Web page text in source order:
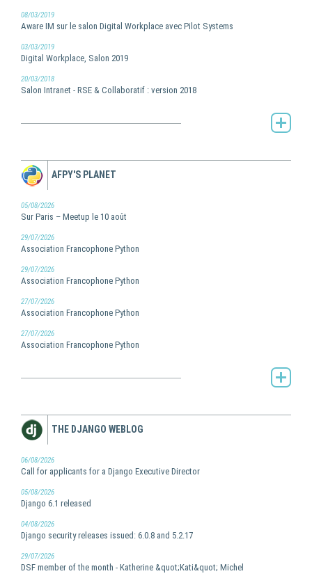
08/03/2019
Aware IM sur le salon Digital Workplace avec Pilot Systems
03/03/2019
Digital Workplace, Salon 2019
20/03/2018
Salon Intranet - RSE & Collaboratif : version 2018
AFPY'S PLANET
05/08/2026
Sur Paris – Meetup le 10 août
29/07/2026
Association Francophone Python
29/07/2026
Association Francophone Python
27/07/2026
Association Francophone Python
27/07/2026
Association Francophone Python
THE DJANGO WEBLOG
06/08/2026
Call for applicants for a Django Executive Director
05/08/2026
Django 6.1 released
04/08/2026
Django security releases issued: 6.0.8 and 5.2.17
29/07/2026
DSF member of the month - Katherine &quot;Kati&quot; Michel